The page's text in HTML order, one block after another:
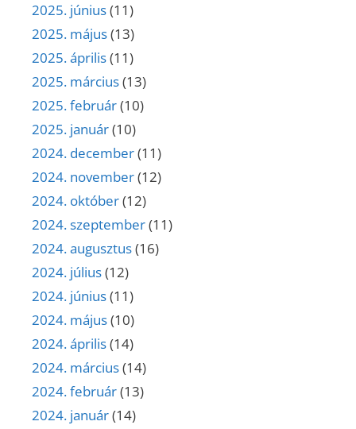
2025. június(11)
2025. május(13)
2025. április(11)
2025. március(13)
2025. február(10)
2025. január(10)
2024. december(11)
2024. november(12)
2024. október(12)
2024. szeptember(11)
2024. augusztus(16)
2024. július(12)
2024. június(11)
2024. május(10)
2024. április(14)
2024. március(14)
2024. február(13)
2024. január(14)